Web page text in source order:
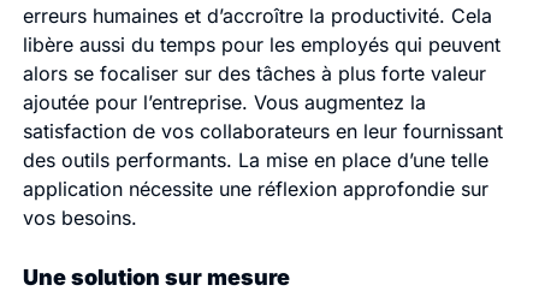
erreurs humaines et d’accroître la productivité. Cela
libère aussi du temps pour les employés qui peuvent
alors se focaliser sur des tâches à plus forte valeur
ajoutée pour l’entreprise. Vous augmentez la
satisfaction de vos collaborateurs en leur fournissant
des outils performants. La mise en place d’une telle
application nécessite une réflexion approfondie sur
vos besoins.
Une solution sur mesure